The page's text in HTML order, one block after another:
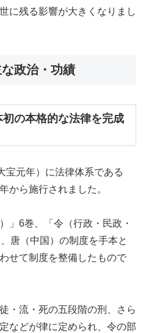
に残る影響が大きくなりまし
政治・功績
の本格的な法律を完成
宝元年）に法律体系である
から施行されました。
」6巻、「令（行政・民政・
唐（中国）の制度を手本と
せて制度を整備したもので
・流・死の五段階の刑、さら
などが律に定められ、令の部